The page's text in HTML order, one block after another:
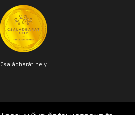
Családbarát hely
MŰVELŐDÉSI KÖZPONT ÉS